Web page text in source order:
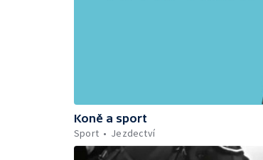
Koně a sport
Sport
Jezdectví